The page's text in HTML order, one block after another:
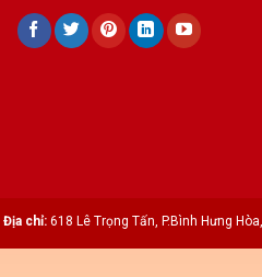
Địa chỉ: 618 Lê Trọng Tấn, P.Bình Hưng